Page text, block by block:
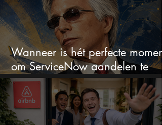
Wanneer is hét perfecte moment
om ServiceNow aandelen te
kopen?